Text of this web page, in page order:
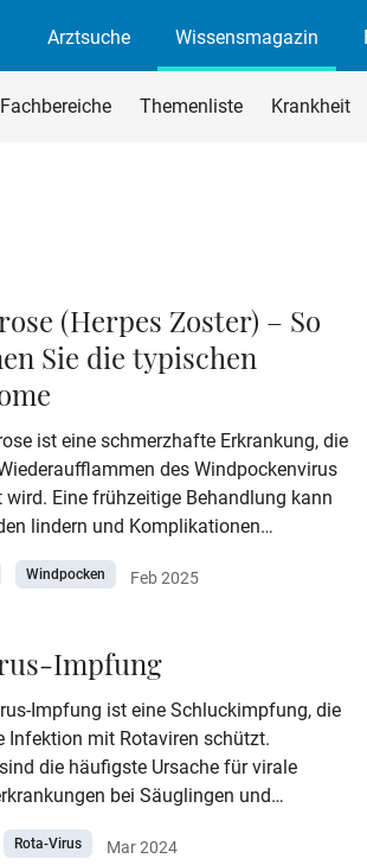
Arztsuche
Wissensmagazin
Fachbereiche Themenliste Krankheit
(Herpes Zoster) – So
Sie die typischen
ist eine schmerzhafte Erkrankung, die
des Windpockenvirus
wird. Eine frühzeitige Behandlung kann
lindern und Komplikationen
Woran Sie eine Gürtelrose erkennen, wie
behandelt wird und wie Sie einer
Windpocken Feb 2025
Impfung
Impfung ist eine Schluckimpfung, die
Infektion mit Rotaviren schützt.
die häufigste Ursache für virale
bei Säuglingen und
Besonders in dieser Altersgruppe kann
mit Rotaviren schwerer verlaufen
Rota-Virus Mar 2024